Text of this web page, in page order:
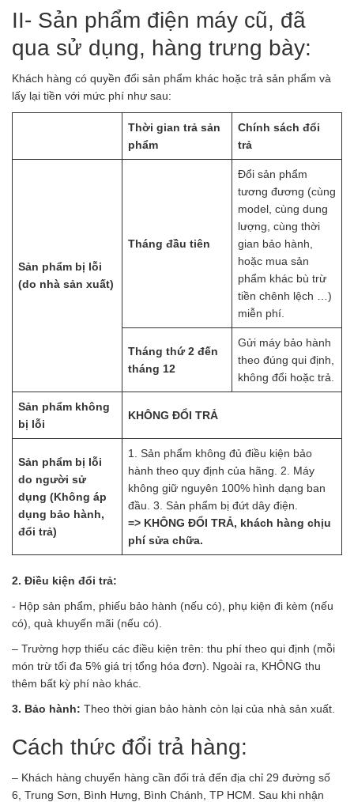
II- Sản phẩm điện máy cũ, đã
qua sử dụng, hàng trưng bày:
Khách hàng có quyền đổi sản phẩm khác hoặc trả sản phẩm và
lấy lại tiền với mức phí như sau:
Thời gian trả sản
phẩm
Chính sách đổi
trả
Sản phẩm bị lỗi
(do nhà sản xuất)
Tháng đầu tiên
Đổi sản phẩm
tương đương (cùng
model, cùng dung
lượng, cùng thời
gian bảo hành,
hoặc mua sản
phẩm khác bù trừ
tiền chênh lệch …)
miễn phí.
Tháng thứ 2 đến
tháng 12
Gửi máy bảo hành
theo đúng qui định,
không đổi hoặc trả.
Sản phẩm không
bị lỗi
KHÔNG ĐỔI TRẢ
Sản phẩm bị lỗi
do người sử
dụng (Không áp
dụng bảo hành,
đổi trả)
1. Sản phẩm không đủ điều kiện bảo
hành theo quy định của hãng. 2. Máy
không giữ nguyên 100% hình dạng ban
đầu. 3. Sản phẩm bị đứt dây điện.
=> KHÔNG ĐỔI TRẢ, khách hàng chịu
phí sửa chữa.
2. Điều kiện đổi trả:
​​- Hộp sản phẩm, phiếu bảo hành (nếu có), phụ kiện đi kèm (nếu
có), quà khuyến mãi (nếu có).
– Trường hợp thiếu các điều kiện trên: thu phí theo qui định (mỗi
món trừ tối đa 5% giá trị tổng hóa đơn). Ngoài ra, KHÔNG thu
thêm bất kỳ phí nào khác.
3. Bảo hành: Theo thời gian bảo hành còn lại của nhà sản xuất.
Cách thức đổi trả hàng:
– Khách hàng chuyển hàng cần đổi trả đến địa chỉ 29 đường số
6, Trung Sơn, Bình Hưng, Bình Chánh, TP HCM. Sau khi nhận